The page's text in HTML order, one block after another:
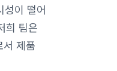
성이 떨어
희 팀은
서 제품